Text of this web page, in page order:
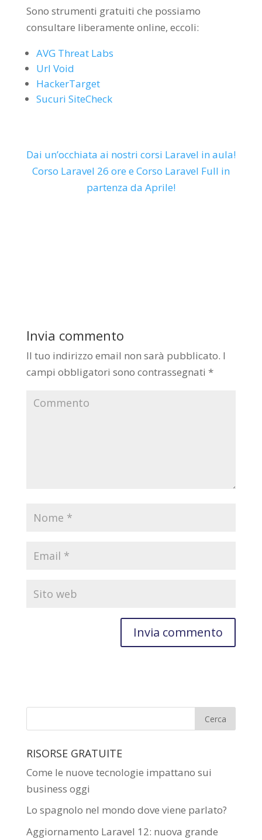
Sono strumenti gratuiti che possiamo
consultare liberamente online, eccoli:
AVG Threat Labs
Url Void
HackerTarget
Sucuri SiteCheck
Dai un’occhiata ai nostri corsi Laravel in aula!
Corso Laravel 26 ore e Corso Laravel Full in
partenza da Aprile!
Invia commento
Il tuo indirizzo email non sarà pubblicato. I
campi obbligatori sono contrassegnati *
RISORSE GRATUITE
Come le nuove tecnologie impattano sui
business oggi
Lo spagnolo nel mondo dove viene parlato?
Aggiornamento Laravel 12: nuova grande